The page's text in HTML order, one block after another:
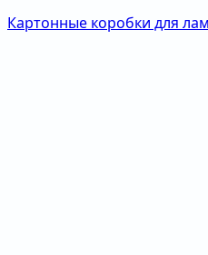
Картонные коробки для